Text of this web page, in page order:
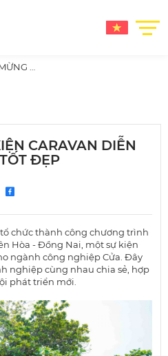
RA THÀNH CÔNG TỐT ĐẸP
CARAVAN DIỄN
ĐẸP
tổ chức thành công chương trình
Hòa - Đồng Nai, một sự kiện
ngành công nghiệp Cửa. Đây
nghiệp cùng nhau chia sẻ, hợp
phát triển mới.